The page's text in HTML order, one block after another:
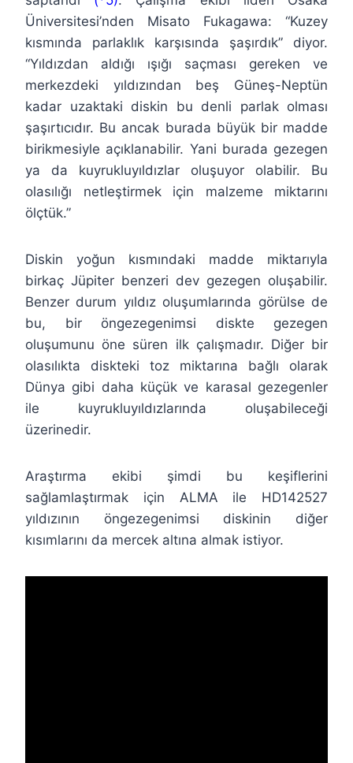
Üniversitesi’nden Misato Fukagawa: “Kuzey
kısmında parlaklık karşısında şaşırdık” diyor.
“Yıldızdan aldığı ışığı saçması gereken ve
merkezdeki yıldızından beş Güneş-Neptün
kadar uzaktaki diskin bu denli parlak olması
şaşırtıcıdır. Bu ancak burada büyük bir madde
birikmesiyle açıklanabilir. Yani burada gezegen
ya da kuyrukluyıldızlar oluşuyor olabilir. Bu
olasılığı netleştirmek için malzeme miktarını
ölçtük.”
Diskin yoğun kısmındaki madde miktarıyla
birkaç Jüpiter benzeri dev gezegen oluşabilir.
Benzer durum yıldız oluşumlarında görülse de
bu, bir öngezegenimsi diskte gezegen
oluşumunu öne süren ilk çalışmadır. Diğer bir
olasılıkta diskteki toz miktarına bağlı olarak
Dünya gibi daha küçük ve karasal gezegenler
ile kuyrukluyıldızlarında oluşabileceği
üzerinedir.
Araştırma ekibi şimdi bu keşiflerini
sağlamlaştırmak için ALMA ile HD142527
yıldızının öngezegenimsi diskinin diğer
kısımlarını da mercek altına almak istiyor.